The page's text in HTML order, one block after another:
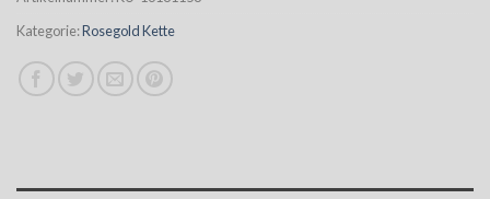
Kategorie:Rosegold Kette